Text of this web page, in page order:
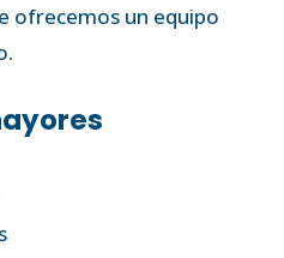
ofrecemos un equipo